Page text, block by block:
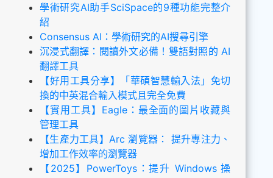
學術研究AI助手SciSpace的9種功能完整介
紹
Consensus AI：學術研究的AI搜尋引擎
沉浸式翻譯：閱讀外文必備！雙語對照的 AI
翻譯工具
【好用工具分享】「華碩智慧輸入法」免切
換的中英混合輸入模式且完全免費
【實用工具】Eagle：最全面的圖片收藏與
管理工具
【生產力工具】Arc 瀏覽器： 提升專注力、
增加工作效率的瀏覽器
【2025】PowerToys：提升 Windows 操